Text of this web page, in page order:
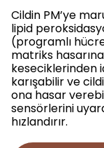
Cildin PM’ye
lipid
(programlı
matriks
keseciklerinden
karışabilir ve
ona hasar
sensörlerini
hızlandırır.